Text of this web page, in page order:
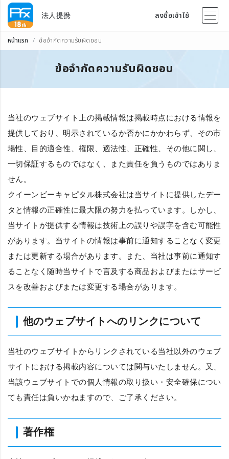
法人提携 ลงชื่อเข้าใช้
หน้าแรก ข้อจำกัดความรับผิดชอบ
ข้อจำกัดความรับผิดชอบ
当社のウェブサイト上の掲載情報は掲載時点における情報を
提供しており、明示されているか否かにかかわらず、その市
場性、目的適合性、権限、適法性、正確性、その他に関し、
一切保証するものではなく、また責任を負うものではありま
せん。
クイーンビーキャピタル株式会社は当サイトに提供したデー
タと情報の正確性に最大限の努力を払っています。しかし、
当サイトが提供する情報は技術上の誤りや誤字を含む可能性
があります。当サイトの情報は事前に通知することなく変更
または更新する場合があります。また、当社は事前に通知す
ることなく随時当サイトで言及する商品およびまたはサービ
スを改善およびまたは変更する場合があります。
他のウェブサイトへのリンクについて
当社のウェブサイトからリンクされている当社以外のウェブ
サイトにおける掲載内容については関与いたしません。又、
当該ウェブサイトでの個人情報の取り扱い・安全確保につい
ても責任は負いかねますので、ご了承ください。
著作権